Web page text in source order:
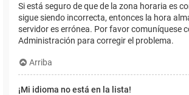
Si está seguro de que de la zona horaria es
sigue siendo incorrecta, entonces la hora
servidor es errónea. Por favor comuníquese
Administración para corregir el problema.
Arriba
¡Mi idioma no está en la lista!